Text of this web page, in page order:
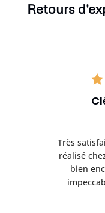
Retours
Très
réalisé
bien